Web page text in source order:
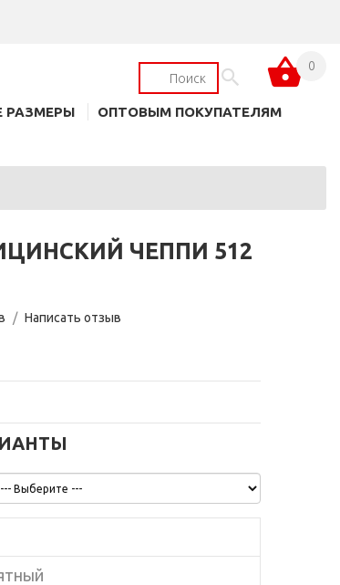
0
РАЗМЕРЫ ОПТОВЫМ ПОКУПАТЕЛЯМ
ЧЕППИ 512
/ Написать отзыв